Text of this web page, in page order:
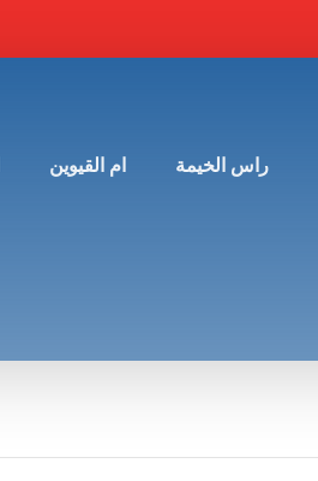
راس الخيمة ام القيوين